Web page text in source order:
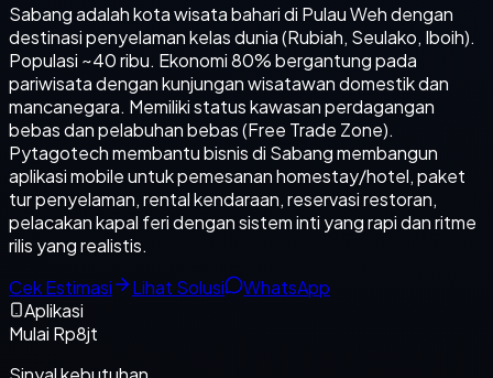
Sabang adalah kota wisata bahari di Pulau Weh dengan
destinasi penyelaman kelas dunia (Rubiah, Seulako, Iboih).
Populasi ~40 ribu. Ekonomi 80% bergantung pada
pariwisata dengan kunjungan wisatawan domestik dan
mancanegara. Memiliki status kawasan perdagangan
bebas dan pelabuhan bebas (Free Trade Zone).
Pytagotech membantu bisnis di Sabang membangun
aplikasi mobile untuk pemesanan homestay/hotel, paket
tur penyelaman, rental kendaraan, reservasi restoran,
pelacakan kapal feri dengan sistem inti yang rapi dan ritme
rilis yang realistis.
Cek Estimasi
Lihat Solusi
WhatsApp
Aplikasi
Mulai Rp8jt